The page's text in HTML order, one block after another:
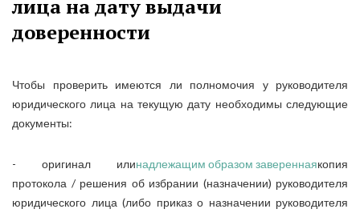
лица на дату выдачи
доверенности
Чтобы проверить имеются ли полномочия у руководителя
юридического лица на текущую дату необходимы следующие
документы:
- оригинал илинадлежащим образом завереннаякопия
протокола / решения об избрании (назначении) руководителя
юридического лица (либо приказ о назначении руководителя